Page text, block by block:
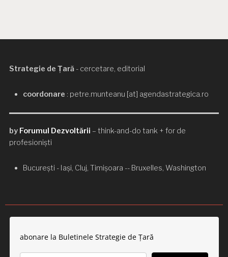
Strategie de Țară - cercetare, editorial
coordonare : petre.munteanu [at] agendastrategica.ro
by Forumul Dezvoltării – think-and-do tank + for de
profesioniști
București - Iași, Cluj, Timișoara -- Bruxelles, Washington
abonare la Buletinele Strategie de Țară